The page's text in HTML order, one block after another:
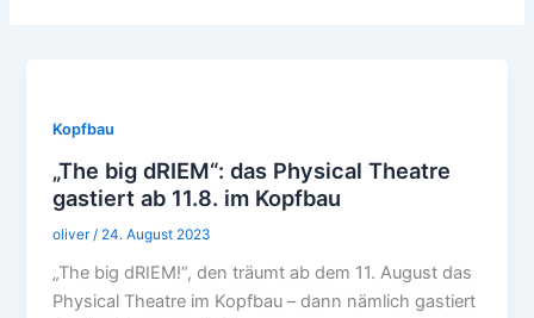
Kopfbau
„The big dRIEM“: das Physical Theatre
gastiert ab 11.8. im Kopfbau
oliver / 24. August 2023
„The big dRIEM!“, den träumt ab dem 11. August das
Physical Theatre im Kopfbau – dann nämlich gastiert